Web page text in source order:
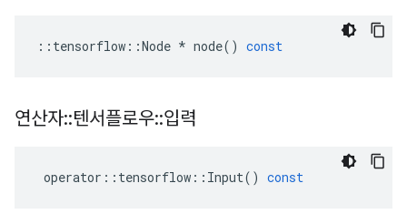
:: tensorflow ::Node * node() const
연산자::텐서플로우::입력
operator :: tensorflow :: Input() const